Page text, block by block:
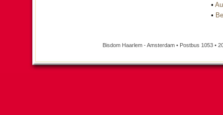
•
•
Bisdom Haarlem - Amsterdam • Postbus 1053 •